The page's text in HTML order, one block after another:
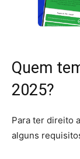
Quem
2025?
Para ter direito
alguns